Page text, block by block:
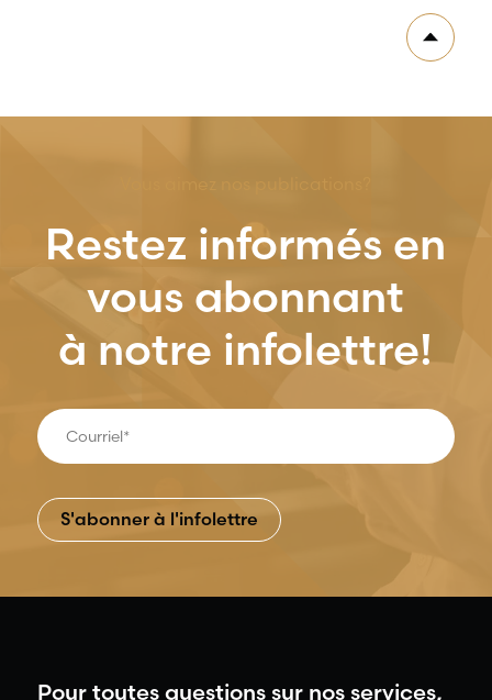
Restez informés en
vous abonnant
à notre infolettre!
Pour toutes questions sur nos services,